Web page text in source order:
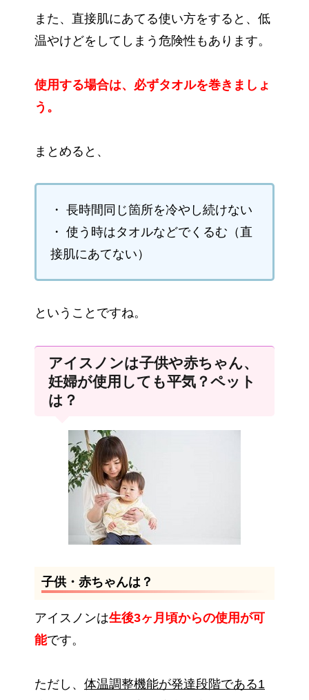
また、直接肌にあてる使い方をすると、低
温やけどをしてしまう危険性もあります。
使用する場合は、必ずタオルを巻きましょ
う。
まとめると、
・ 長時間同じ箇所を冷やし続けない
・ 使う時はタオルなどでくるむ（直
接肌にあてない）
ということですね。
アイスノンは子供や赤ちゃん、
妊婦が使用しても平気？ペット
は？
子供・赤ちゃんは？
アイスノンは生後3ヶ月頃からの使用が可
能です。
ただし、 体温調整機能が発達段階である1